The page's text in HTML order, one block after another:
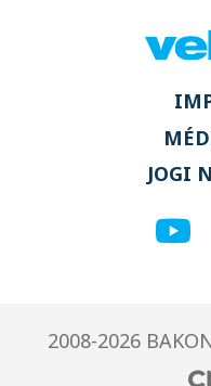
JOGI
2008-2026